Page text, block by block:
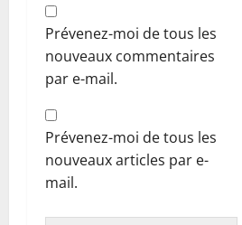
Prévenez-moi de tous les
nouveaux commentaires
par e-mail.
Prévenez-moi de tous les
nouveaux articles par e-
mail.